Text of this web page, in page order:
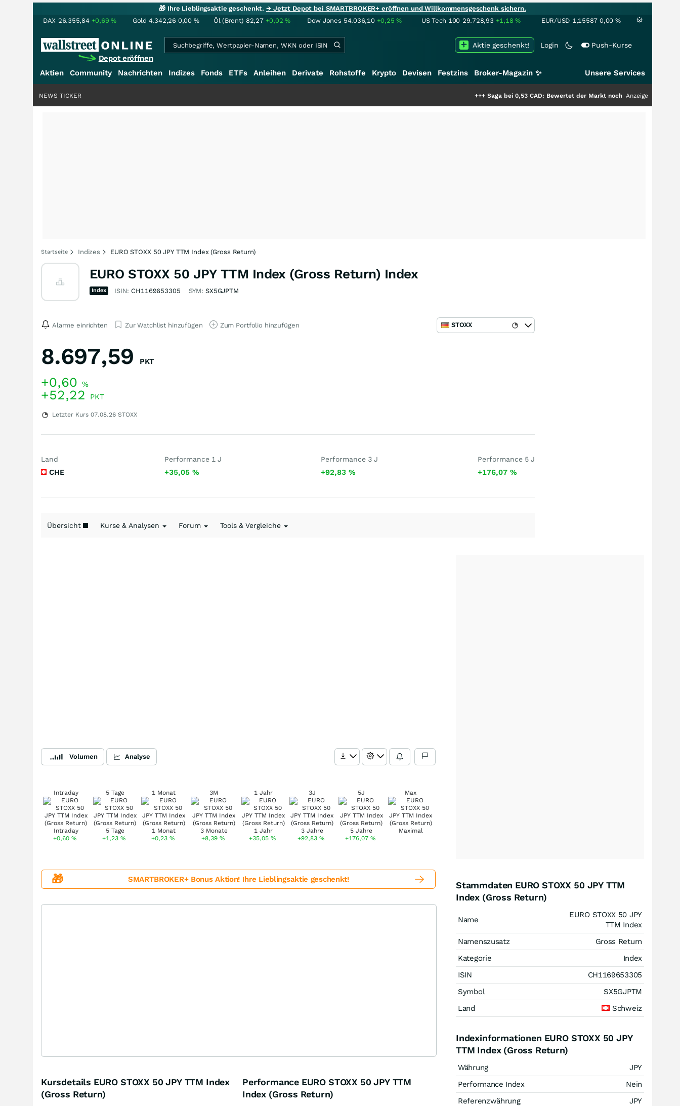
🎁 Ihre Lieblingsaktie geschenkt.→ Jetzt Depot bei SMARTBROKER+ eröffnen und Willkommensgeschenk sichern.
DAX 26.355,84 +0,69% Gold 4.342,26 0,00 % Öl (Brent) 82,27 +0,02% Dow Jones 54.036,10 +0,25% US Tech 100 29.728,93 +1,18% EUR/USD 1,15587 0,00 %
Depot eröffnen
Login Push-Kurse
Aktie geschenkt!
Aktien Community Nachrichten Indizes Fonds ETFs Anleihen Derivate Rohstoffe Krypto Devisen Festzins Broker-Magazin ✨ Unsere Services
Saga bei 0,53 CAD: Bewertet der Markt noch immer nur die Hälfte der
Anzeige
NEWS TICKER
Startseite Indizes EURO STOXX 50 JPY TTM Index (Gross Return)
EURO STOXX 50 JPY TTM Index (Gross Return) Index
Index ISIN: CH1169653305 SYM: SX5GJPTM
Alarme einrichten Zur Watchlist hinzufügen Zum Portfolio hinzufügen STOXX
8.697,59 PKT
+0,60 %
+52,22 PKT
Letzter Kurs 07.08.26 STOXX
Land
CHE
Performance 1 J
+35,05 %
Performance 3 J
+92,83%
Performance 5 J
+176,07 %
Übersicht Kurse & Analysen Forum Tools & Vergleiche
Volumen Analyse
Intraday
+0,60%
5 Tage
+1,23%
1 Monat
+0,23 %
3M
+8,39 %
1 Jahr
+35,05%
3J
+92,83%
5J
+176,07%
Max
🎁 SMARTBROKER+ Bonus Aktion! Ihre Lieblingsaktie geschenkt!
Kursdetails EURO STOXX 50 JPY TTM Index
(Gross Return)
Performance EURO STOXX 50 JPY TTM
Index (Gross Return)
Stammdaten EURO STOXX 50 JPY TTM
Index (Gross Return)
Name
EURO STOXX 50 JPY
TTM Index
Namenszusatz
Gross Return
Kategorie
Index
ISIN
CH1169653305
Symbol
SX5GJPTM
Land
Schweiz
Indexinformationen EURO STOXX 50 JPY
TTM Index (Gross Return)
Währung
JPY
Performance Index
Nein
Referenzwährung
JPY